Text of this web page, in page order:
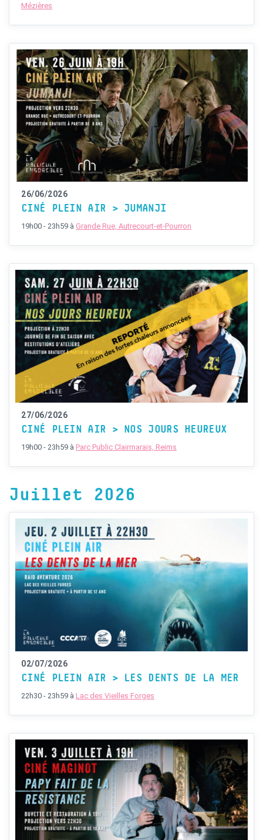
Mézières
26/06/2026
CINÉ PLEIN AIR > JUMANJI
19h00 - 23h59 à Grande Rue, Autrecourt-et-Pourron
27/06/2026
CINÉ PLEIN AIR > NOS JOURS HEUREUX
19h00 - 23h59 à Parc Public Clairmarais, Reims
Juillet 2026
02/07/2026
CINÉ PLEIN AIR > LES DENTS DE LA MER
22h30 - 23h59 à Lac des Vieilles Forges